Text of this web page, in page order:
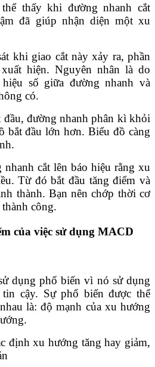
thấy khi đường nhanh cắt
đã giúp nhận diện một xu
khi giao cắt này xảy ra, phần
hiện. Nguyên nhân là do
số giữa đường nhanh và
có.
đường nhanh phân kì khỏi
bắt đầu lớn hơn. Biểu đồ càng
cắt lên báo hiệu rằng xu
Từ đó bắt đầu tăng điểm và
thành. Bạn nên chớp thời cơ
công.
của việc sử dụng MACD
dụng phổ biến vì nó sử dụng
cậy. Sự phổ biến được thể
là: độ mạnh của xu hướng
định xu hướng tăng hay giảm,